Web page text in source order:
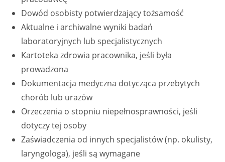
Dowód osobisty potwierdzający tożsamość
Aktualne i archiwalne wyniki badań
laboratoryjnych lub specjalistycznych
Kartoteka zdrowia pracownika, jeśli była
prowadzona
Dokumentacja medyczna dotycząca przebytych
chorób lub urazów
Orzeczenia o stopniu niepełnosprawności, jeśli
dotyczy tej osoby
Zaświadczenia od innych specjalistów (np. okulisty,
laryngologa), jeśli są wymagane